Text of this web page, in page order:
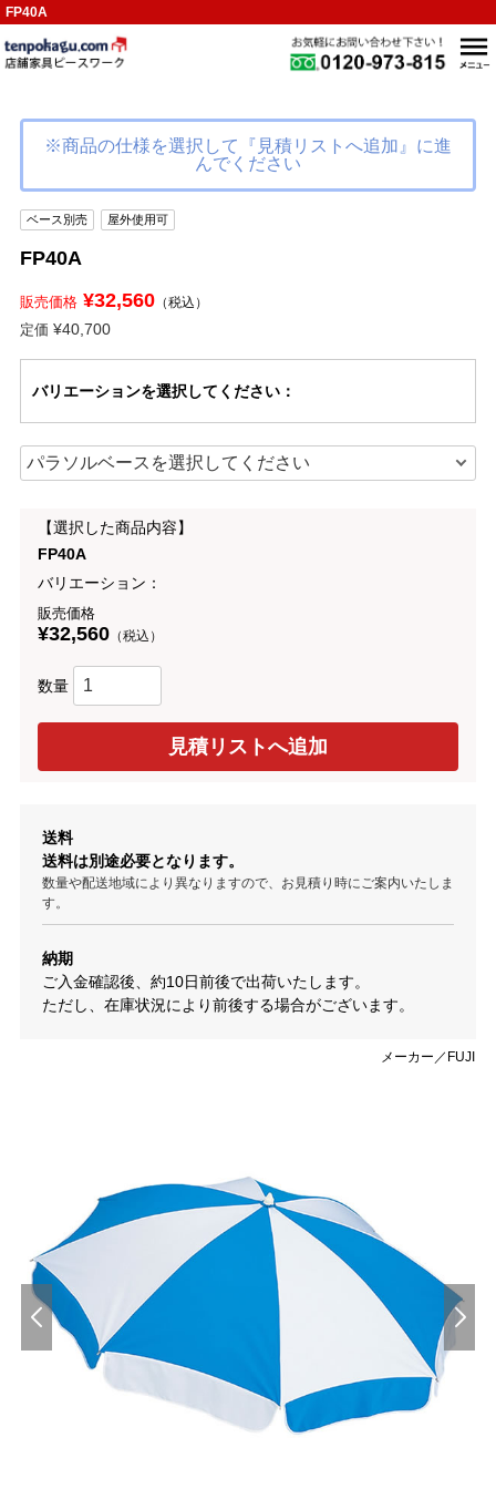
FP40A
メーカー／FUJI
※商品の仕様を選択して『見積リストへ追加』に進
んでください
ベース別売 屋外使用可
FP40A
販売価格¥32,560（税込）
定価 ¥40,700
バリエーションを選択してください：
【選択した商品内容】
FP40A
バリエーション：
販売価格
¥32,560（税込）
数量
送料
送料は別途必要となります。
数量や配送地域により異なりますので、お見積り時にご案内いたしま
す。
納期
ご入金確認後、約10日前後で出荷いたします。
ただし、在庫状況により前後する場合がございます。